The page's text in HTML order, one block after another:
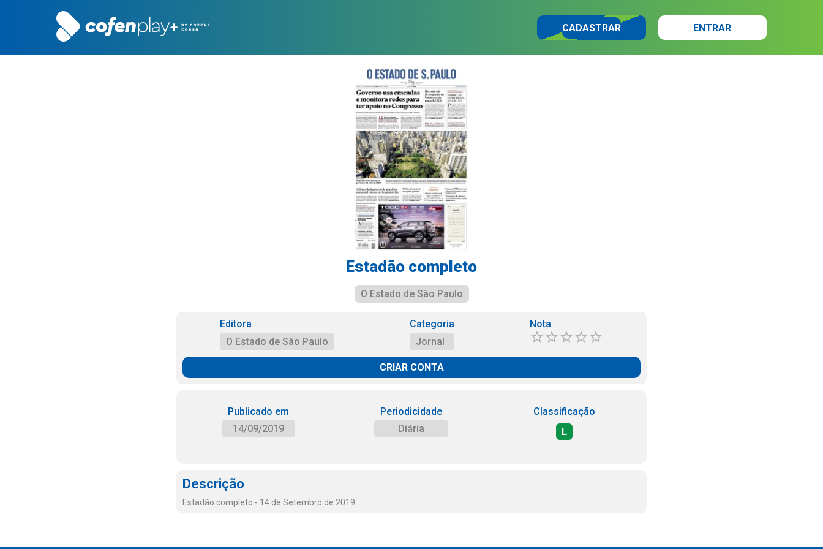
CADASTRAR ENTRAR
Estadão completo
O Estado de São Paulo
Editora
O Estado de São Paulo
Categoria
Jornal
Nota
CRIAR CONTA
Publicado em
14/09/2019
Periodicidade
Diária
Classificação
L
Descrição
Estadão completo - 14 de Setembro de 2019